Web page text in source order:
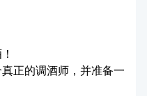
正的调酒师，并准备一